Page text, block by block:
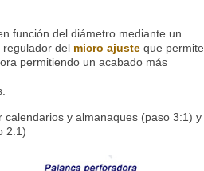
función del diámetro mediante un
regulador del micro ajuste que permite
permitiendo un acabado más
y almanaques (paso 3:1) y
2:1)